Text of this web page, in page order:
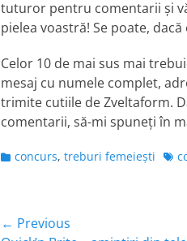
tuturor pentru comentarii şi
pielea voastră! Se poate,
Celor 10 de mai sus mai
mesaj cu numele complet,
trimite cutiile de Zveltaform.
comentarii, să-mi spuneţi în
Categories
concurs, treburi femeieşti Tags
Navigare
← Previous